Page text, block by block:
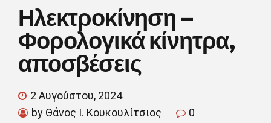
Ηλεκτροκίνηση –
Φορολογικά κίνητρα,
αποσβέσεις
2 Αυγούστου, 2024
by Θάνος Ι. Κουκουλίτσιος
0